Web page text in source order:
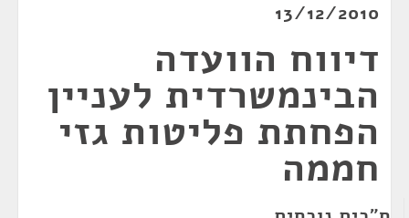
13/12/2010
דיווח הוועדה
הבינמשרדית לעניין
הפחתת פליטות גזי
חממה